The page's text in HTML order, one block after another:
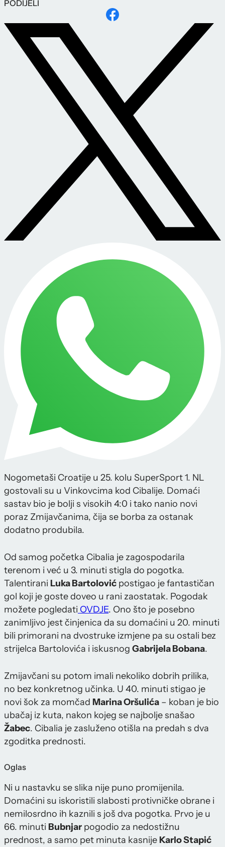
PODIJELI
Nogometaši Croatije u 25. kolu SuperSport 1. NL
gostovali su u Vinkovcima kod Cibalije. Domaći
sastav bio je bolji s visokih 4:0 i tako nanio novi
poraz Zmijavčanima, čija se borba za ostanak
dodatno produbila.
Od samog početka Cibalia je zagospodarila
terenom i već u 3. minuti stigla do pogotka.
Talentirani Luka Bartolović postigao je fantastičan
gol koji je goste doveo u rani zaostatak. Pogodak
možete pogledati OVDJE. Ono što je posebno
zanimljivo jest činjenica da su domaćini u 20. minuti
bili primorani na dvostruke izmjene pa su ostali bez
strijelca Bartolovića i iskusnog Gabrijela Bobana.
Zmijavčani su potom imali nekoliko dobrih prilika,
no bez konkretnog učinka. U 40. minuti stigao je
novi šok za momčad Marina Oršulića – koban je bio
ubačaj iz kuta, nakon kojeg se najbolje snašao
Žabec. Cibalia je zasluženo otišla na predah s dva
zgoditka prednosti.
Oglas
Ni u nastavku se slika nije puno promijenila.
Domaćini su iskoristili slabosti protivničke obrane i
nemilosrdno ih kaznili s još dva pogotka. Prvo je u
66. minuti Bubnjar pogodio za nedostižnu
prednost, a samo pet minuta kasnije Karlo Stapić